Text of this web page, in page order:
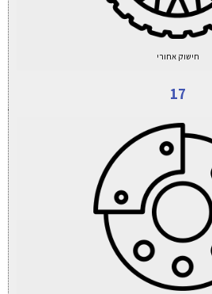
חישוק אחורי
17